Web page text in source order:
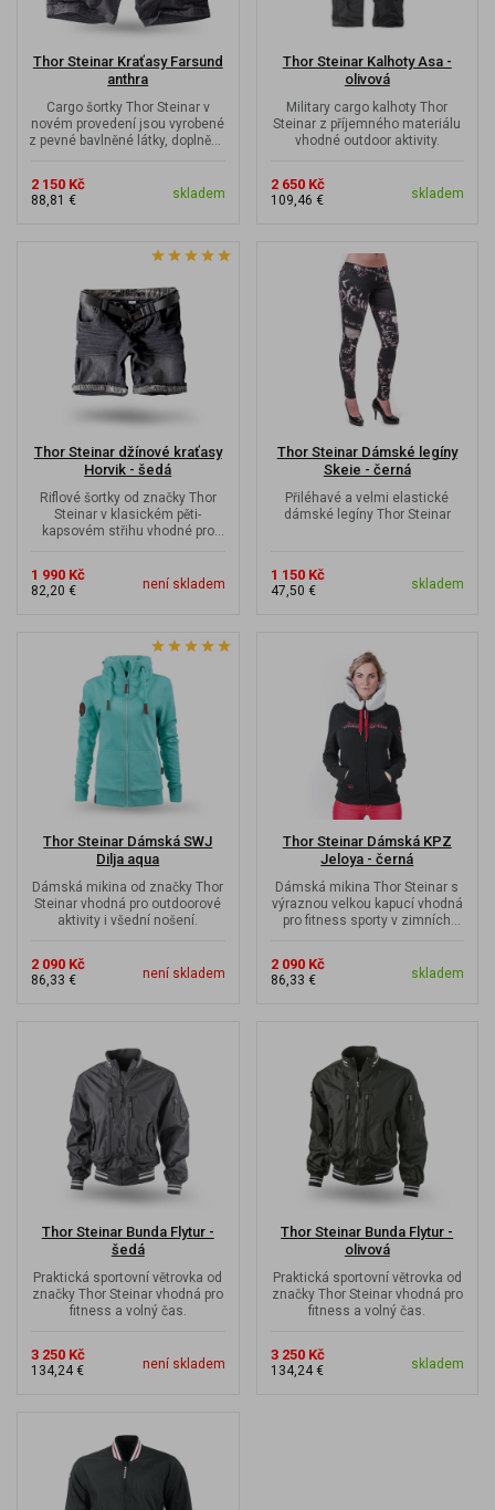
Thor Steinar Kraťasy Farsund
anthra
Cargo šortky Thor Steinar v
novém provedení jsou vyrobené
z pevné bavlněné látky, doplněné
2 150 Kč
88,81 € skladem
Thor Steinar Kalhoty Asa -
olivová
Military cargo kalhoty Thor
Steinar z příjemného materiálu
vhodné outdoor aktivity.
2 650 Kč
109,46 € skladem
Thor Steinar džínové kraťasy
Horvik - šedá
Riflové šortky od značky Thor
Steinar v klasickém pěti-
kapsovém střihu vhodné pro
1 990 Kč
82,20 € není skladem
Thor Steinar Dámské legíny
Skeie - černá
Přiléhavé a velmi elastické
dámské legíny Thor Steinar
1 150 Kč
47,50 € skladem
Thor Steinar Dámská SWJ
Dilja aqua
Dámská mikina od značky Thor
Steinar vhodná pro outdoorové
aktivity i všední nošení.
2 090 Kč
86,33 € není skladem
Thor Steinar Dámská KPZ
Jeloya - černá
Dámská mikina Thor Steinar s
výraznou velkou kapucí vhodná
pro fitness sporty v zimních
2 090 Kč
86,33 € skladem
Thor Steinar Bunda Flytur -
šedá
Praktická sportovní větrovka od
značky Thor Steinar vhodná pro
fitness a volný čas.
3 250 Kč
134,24 € není skladem
Thor Steinar Bunda Flytur -
olivová
Praktická sportovní větrovka od
značky Thor Steinar vhodná pro
fitness a volný čas.
3 250 Kč
134,24 € skladem